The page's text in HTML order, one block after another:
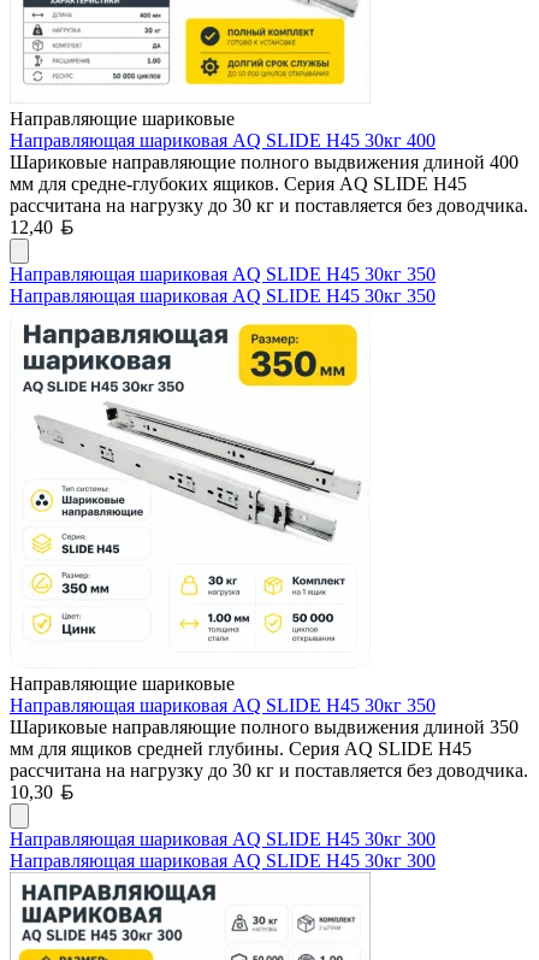
Направляющие шариковые
Направляющая шариковая AQ SLIDE H45 30кг 400
Шариковые направляющие полного выдвижения длиной 400
мм для средне-глубоких ящиков. Серия AQ SLIDE H45
рассчитана на нагрузку до 30 кг и поставляется без доводчика.
12,40
Направляющая шариковая AQ SLIDE H45 30кг 350
Направляющая шариковая AQ SLIDE H45 30кг 350
Направляющие шариковые
Направляющая шариковая AQ SLIDE H45 30кг 350
Шариковые направляющие полного выдвижения длиной 350
мм для ящиков средней глубины. Серия AQ SLIDE H45
рассчитана на нагрузку до 30 кг и поставляется без доводчика.
10,30
Направляющая шариковая AQ SLIDE H45 30кг 300
Направляющая шариковая AQ SLIDE H45 30кг 300